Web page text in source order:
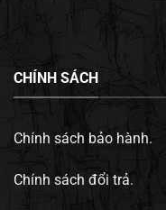
CHÍNH SÁCH
Chính sách bảo hành.
Chính sách đổi trả.